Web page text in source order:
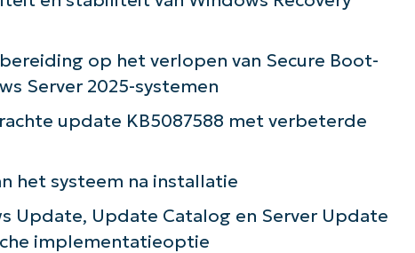
op het verlopen van Secure Boot-
Server 2025-systemen
update KB5087588 met verbeterde
het systeem na installatie
Update, Update Catalog en Server Update
implementatieoptie
First
and
Business
email*
Land